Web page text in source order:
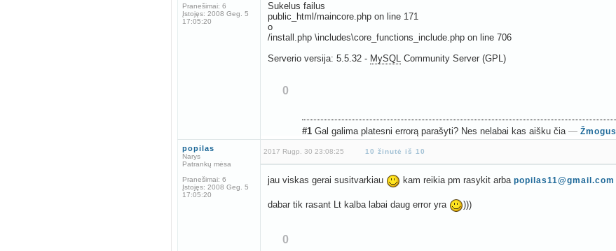
Pranešimai: 6
Įstojęs: 2008 Geg. 5
17:05:20
Sukelus failus
public_html/maincore.php on line 171
o
/install.php \includes\core_functions_include.php on line 706
Serverio versija: 5.5.32 - MySQL Community Server (GPL)
0
#1Gal galima platesni errorą parašyti? Nes nelabai kas aišku čia— Žmogus
popilas
Narys
Patrankų mėsa
Pranešimai: 6
Įstojęs: 2008 Geg. 5
17:05:20
2017 Rugp. 30 23:08:25 10 žinutė iš 10
jau viskas gerai susitvarkiau kam reikia pm rasykit arbapopilas11@gmail.com
dabar tik rasant Lt kalba labai daug error yra )))
0